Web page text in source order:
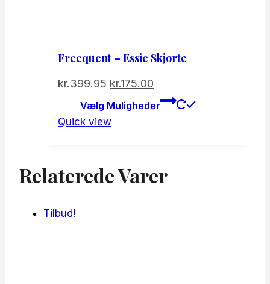
Freequent – Essie Skjorte
kr.399.95 Den
oprindelige
pris
kr.175.00
aktuelle
Vælg Muligheder
Quick view
Relaterede Varer
Tilbud!